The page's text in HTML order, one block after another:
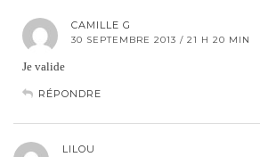
CAMILLE G
30 SEPTEMBRE 2013 / 21 H 20 MIN
Je valide
RÉPONDRE
LILOU